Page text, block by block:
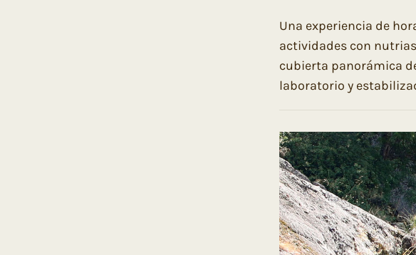
Una experiencia de
actividades con
cubierta panorámica
laboratorio y